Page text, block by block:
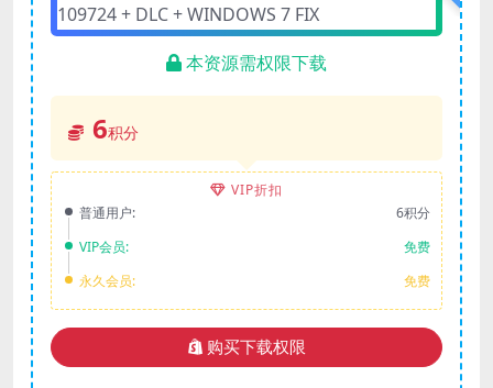
本资源需权限下载
6积分
VIP折扣
普通用户:
6积分
VIP会员:
免费
永久会员:
免费
购买下载权限